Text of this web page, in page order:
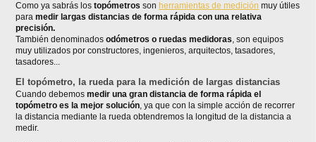
Como ya sabrás lostopómetros son herramientas de medición muy útiles
paramedir largas distancias de forma rápida con una relativa
precisión.
También denominadosodómetros o ruedas medidoras, son equipos
muy utilizados por constructores, ingenieros, arquitectos, tasadores,
tasadores...
El topómetro, la rueda para la medición de largas distancias
Cuando debemosmedir una gran distancia de forma rápida el
topómetro es la mejor solución, ya que con la simple acción de recorrer
la distancia mediante la rueda obtendremos la longitud de la distancia a
medir.